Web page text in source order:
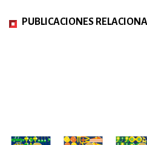
PUBLICACIONES